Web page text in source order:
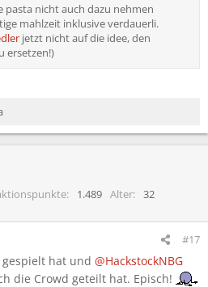
pasta nicht auch dazu nehmen
mahlzeit inklusive verdauerli.
jetzt nicht auf die idee, den
ersetzen!)
1.489 Alter
32
#17
gespielt hat und @HackstockNBG
die Crowd geteilt hat. Episch!